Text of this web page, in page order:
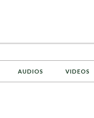
AUDIOS VIDEOS